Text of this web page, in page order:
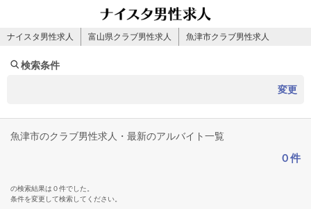
ナイスタ男性求人 富山県クラブ男性求人 魚津市クラブ男性求人
検索条件
変更
魚津市のクラブ男性求人・最新のアルバイト一覧
０件
の検索結果は０件でした。
条件を変更して検索してください。